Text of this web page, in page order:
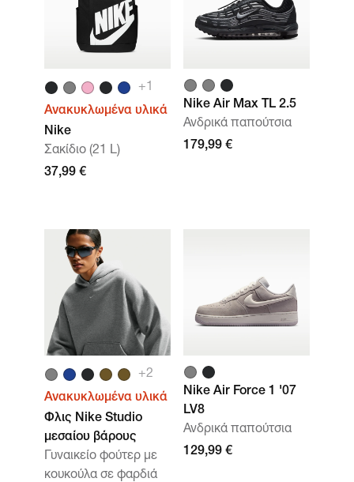
+1
Ανακυκλωμένα υλικά
Nike
Σακίδιο (21 L)
37,99 €
Nike Air Max TL 2.5
Ανδρικά παπούτσια
179,99 €
+2
Ανακυκλωμένα υλικά
Φλις Nike Studio
μεσαίου βάρους
Γυναικείο φούτερ με
κουκούλα σε φαρδιά
Nike Air Force 1 '07
LV8
Ανδρικά παπούτσια
129,99 €